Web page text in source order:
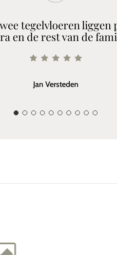
tegelvloeren
en de rest van de
Jan Versteden